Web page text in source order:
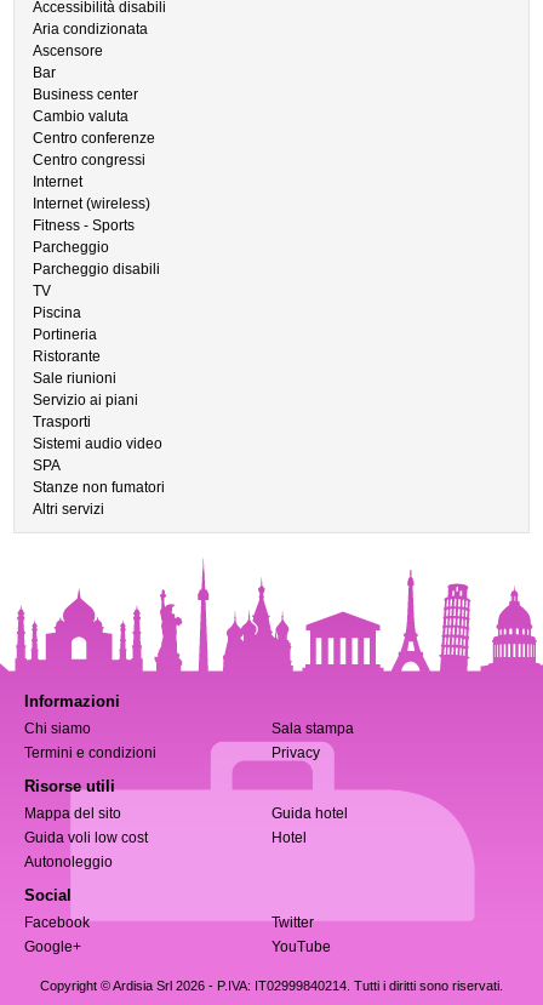
Accessibilità disabili
Aria condizionata
Ascensore
Bar
Business center
Cambio valuta
Centro conferenze
Centro congressi
Internet
Internet (wireless)
Fitness - Sports
Parcheggio
Parcheggio disabili
TV
Piscina
Portineria
Ristorante
Sale riunioni
Servizio ai piani
Trasporti
Sistemi audio video
SPA
Stanze non fumatori
Altri servizi
Informazioni
Chi siamo
Sala stampa
Termini e condizioni
Privacy
Risorse utili
Mappa del sito
Guida hotel
Guida voli low cost
Hotel
Autonoleggio
Social
Facebook
Twitter
Google+
YouTube
Copyright © Ardisia Srl 2026 - P.IVA: IT02999840214. Tutti i diritti sono riservati.